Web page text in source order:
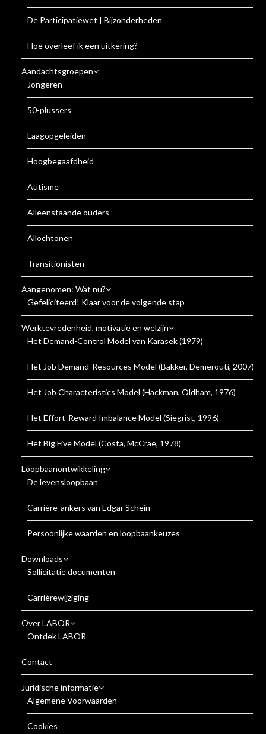
De Participatiewet | Bijzonderheden
Hoe overleef ik een uitkering?
Aandachtsgroepen
Jongeren
50-plussers
Laagopgeleiden
Hoogbegaafdheid
Autisme
Alleenstaande ouders
Allochtonen
Transitionisten
Aangenomen: Wat nu?
Gefeliciteerd! Klaar voor de volgende stap
Werktevredenheid, motivatie en welzijn
Het Demand-Control Model van Karasek (1979)
Het Job Demand-Resources Model (Bakker, Demerouti, 2007)
Het Job Characteristics Model (Hackman, Oldham, 1976)
Het Effort-Reward Imbalance Model (Siegrist, 1996)
Het Big Five Model (Costa, McCrae, 1978)
Loopbaanontwikkeling
De levensloopbaan
Carrière-ankers van Edgar Schein
Persoonlijke waarden en loopbaankeuzes
Downloads
Sollicitatie documenten
Carrièrewijziging
Over LABOR
Ontdek LABOR
Contact
Juridische informatie
Algemene Voorwaarden
Cookies